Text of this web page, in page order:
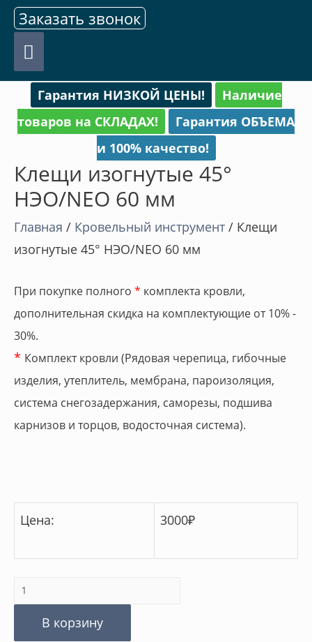
Заказать звонок
Главное
меню
Гарантия НИЗКОЙ ЦЕНЫ!
Наличие
товаров на СКЛАДАХ!
Гарантия ОБЪЕМА
и 100% качество!
Клещи изогнутые 45°
НЭО/NEO 60 мм
Главная / Кровельный инструмент / Клещи
изогнутые 45° НЭО/NEO 60 мм
При покупке полного * комплекта кровли,
дополнительная скидка на комплектующие от 10% -
30%.
* Комплект кровли (Рядовая черепица, гибочные
изделия, утеплитель, мембрана, пароизоляция,
система снегозадержания, саморезы, подшива
карнизов и торцов, водосточная система).
Цена: 3000₽
Количество
товара
Клещи
В корзину